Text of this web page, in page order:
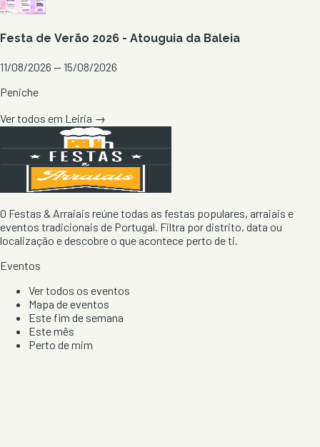
Festa de Verão 2026 - Atouguia da Baleia
11/08/2026 — 15/08/2026
Peniche
Ver todos em Leiria →
O Festas & Arraiais reúne todas as festas populares, arraiais e
eventos tradicionais de Portugal. Filtra por distrito, data ou
localização e descobre o que acontece perto de ti.
Eventos
Ver todos os eventos
Mapa de eventos
Este fim de semana
Este mês
Perto de mim